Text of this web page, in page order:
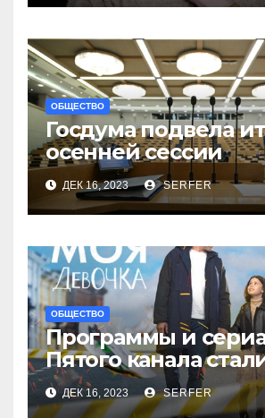
ОБЩЕСТВО
Госдума подвела
осенней сессии
на
году заседании
ДЕК 16, 2023 SERFER
ОБЩЕСТВО
Программы и
Пятого канала
рекордсменами в
уходящем году
ДЕК 16, 2023 SERFER